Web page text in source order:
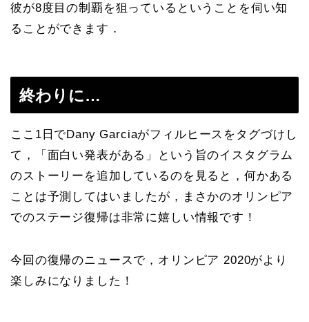
彼が8度目の制覇を狙っているということを伺い知
ることができます．
終わりに…
ここ1日でDany Garciaがフィルヒースをタグづけし
て，「面白い発表がある」という旨のイスタグラム
のストーリーを追加しているのを見ると，何かある
ことは予測してはいましたが，まさかのオリンピア
でのステージ復帰は非常に嬉しい情報です！
今回の復帰のニュースで，オリンピア 2020がより
楽しみになりました！